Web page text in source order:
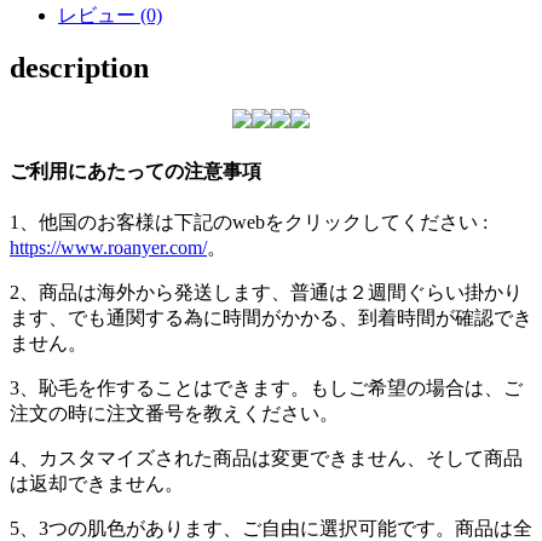
レビュー (0)
description
ご利用にあたっての注意事項
1、他国のお客様は下記のwebをクリックしてください :
https://www.roanyer.com/。
2、商品は海外から発送します、普通は２週間ぐらい掛かり
ます、でも通関する為に時間がかかる、到着時間が確認でき
ません。
3、恥毛を作することはできます。もしご希望の場合は、ご
注文の時に注文番号を教えください。
4、カスタマイズされた商品は変更できません、そして商品
は返却できません。
5、3つの肌色があります、ご自由に選択可能です。商品は全